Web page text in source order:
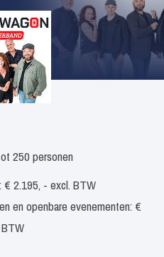
250 personen
€ 2.195, - excl. BTW
en openbare evenementen: €